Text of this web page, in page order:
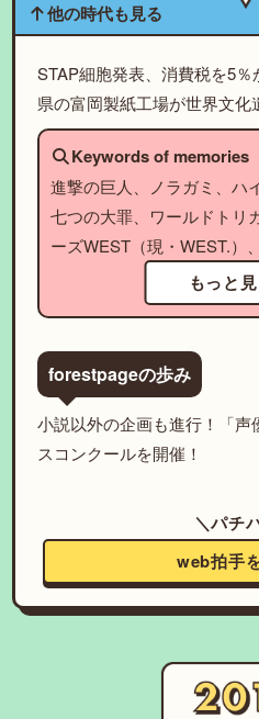
他の時代も見る
STAP細胞発表、消費税を5
県の富岡製紙工場が世界文化
Keywords of memories
進撃の巨人、ノラガミ、ハ
七つの大罪、ワールドトリ
ーズWEST（現・WEST.）
もっと見
forestpageの歩み
小説以外の企画も進行！「声
スコンクールを開催！
＼パチ
web拍手